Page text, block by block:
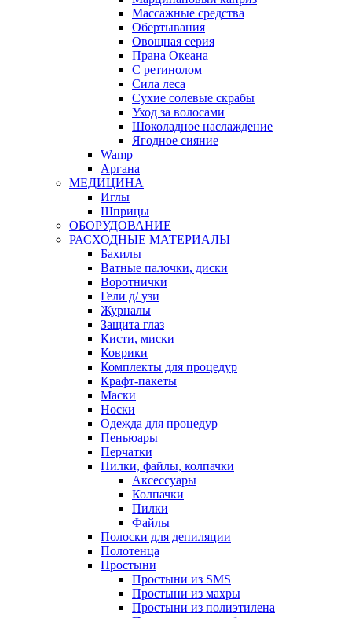
Массажные средства
Обертывания
Овощная серия
Прана Океана
С ретинолом
Сила леса
Сухие солевые скрабы
Уход за волосами
Шоколадное наслаждение
Ягодное сияние
Wamp
Аргана
МЕДИЦИНА
Иглы
Шприцы
ОБОРУДОВАНИЕ
РАСХОДНЫЕ МАТЕРИАЛЫ
Бахилы
Ватные палочки, диски
Воротнички
Гели д/ узи
Журналы
Защита глаз
Кисти, миски
Коврики
Комплекты для процедур
Крафт-пакеты
Маски
Носки
Одежда для процедур
Пеньюары
Перчатки
Пилки, файлы, колпачки
Аксессуары
Колпачки
Пилки
Файлы
Полоски для депиляции
Полотенца
Простыни
Простыни из SMS
Простыни из махры
Простыни из полиэтилена